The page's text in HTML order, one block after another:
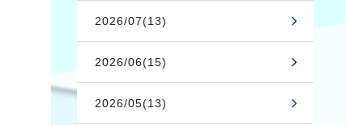
2026/07(13)
2026/06(15)
2026/05(13)